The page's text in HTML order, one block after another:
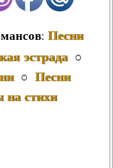
: Песни
эстрада○
○ Песни
стихи